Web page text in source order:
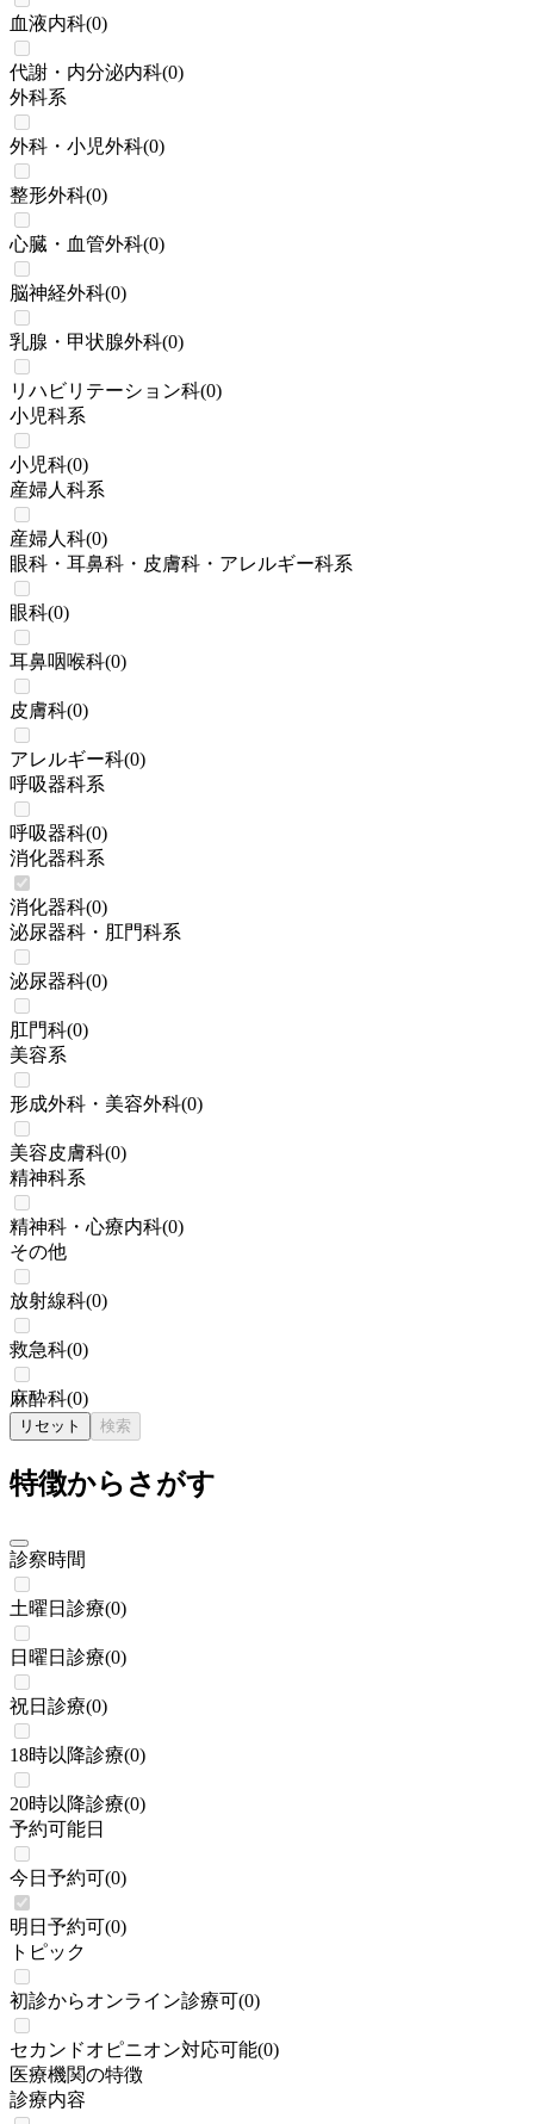
血液内科(0)
代謝・内分泌内科(0)
外科系
外科・小児外科(0)
整形外科(0)
心臓・血管外科(0)
脳神経外科(0)
乳腺・甲状腺外科(0)
リハビリテーション科(0)
小児科系
小児科(0)
産婦人科系
産婦人科(0)
眼科・耳鼻科・皮膚科・アレルギー科系
眼科(0)
耳鼻咽喉科(0)
皮膚科(0)
アレルギー科(0)
呼吸器科系
呼吸器科(0)
消化器科系
消化器科(0)
泌尿器科・肛門科系
泌尿器科(0)
肛門科(0)
美容系
形成外科・美容外科(0)
美容皮膚科(0)
精神科系
精神科・心療内科(0)
その他
放射線科(0)
救急科(0)
麻酔科(0)
リセット 検索
特徴からさがす
診察時間
土曜日診療(0)
日曜日診療(0)
祝日診療(0)
18時以降診療(0)
20時以降診療(0)
予約可能日
今日予約可(0)
明日予約可(0)
トピック
初診からオンライン診療可(0)
セカンドオピニオン対応可能(0)
医療機関の特徴
診療内容